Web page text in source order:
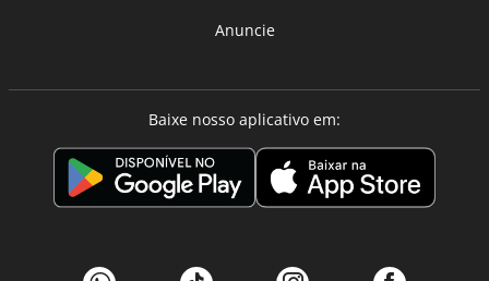
Anuncie
Baixe nosso aplicativo em: